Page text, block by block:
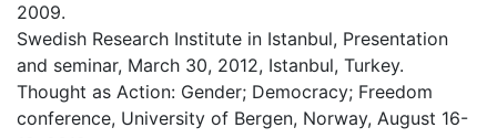
2009.
Swedish Research Institute in Istanbul, Presentation
and seminar, March 30, 2012, Istanbul, Turkey.
Thought as Action: Gender; Democracy; Freedom
conference, University of Bergen, Norway, August 16-